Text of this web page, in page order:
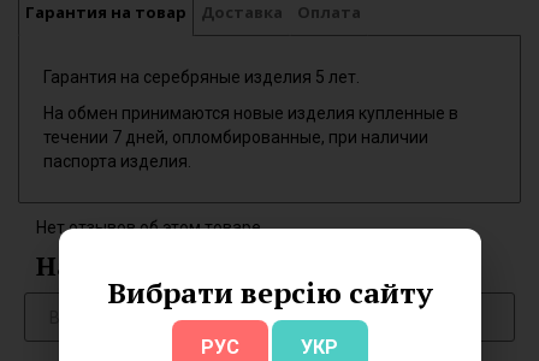
Вибрати версію сайту
РУС УКР
Гарантия на товар Доставка Оплата
Гарантия на серебряные изделия 5 лет.
На обмен принимаются новые изделия купленные в
течении 7 дней, опломбированные, при наличии
паспорта изделия.
Нет отзывов об этом товаре.
Написать отзыв